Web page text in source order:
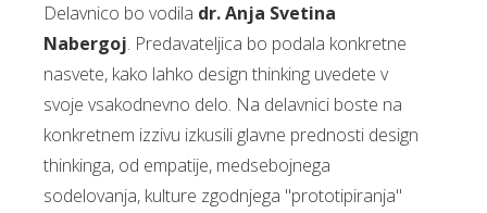
Delavnico bo vodila dr. Anja Svetina
Nabergoj. Predavateljica bo podala konkretne
nasvete, kako lahko design thinking uvedete v
svoje vsakodnevno delo. Na delavnici boste na
konkretnem izzivu izkusili glavne prednosti design
thinkinga, od empatije, medsebojnega
sodelovanja, kulture zgodnjega "prototipiranja"